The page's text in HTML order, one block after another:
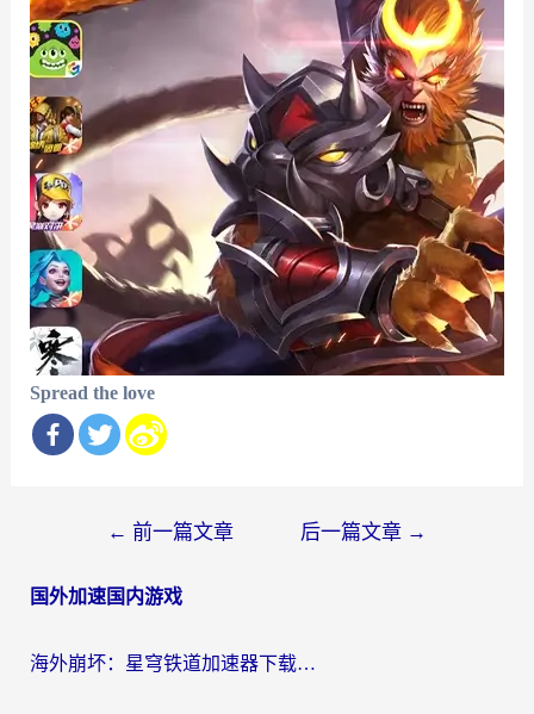
Spread the love
导
← 前一篇文章 后一篇文章 →
国外加速国内游戏
海外崩坏：星穹铁道加速器下载安装：一份给游子的终极网络指南